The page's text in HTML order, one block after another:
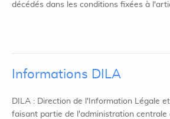
décédés dans les conditions fixées à
Informations DILA
DILA : Direction de l'Information Légale
faisant partie de l'administration centrale